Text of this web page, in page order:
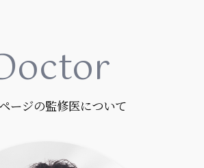
octor
ージの監修医について